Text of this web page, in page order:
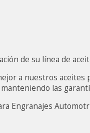
de su línea de
a nuestros
las
Engranajes